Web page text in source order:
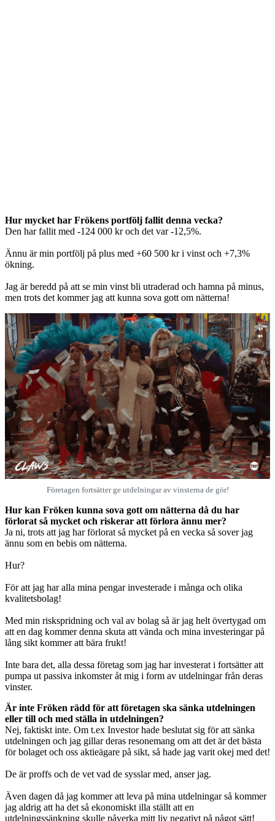
Hur mycket har Frökens portfölj fallit denna vecka?
Den har fallit med -124 000 kr och det var -12,5%.
Ännu är min portfölj på plus med +60 500 kr i vinst och +7,3%
ökning.
Jag är beredd på att se min vinst bli utraderad och hamna på minus,
men trots det kommer jag att kunna sova gott om nätterna!
Företagen fortsätter ge utdelningar av vinsterna de gör!
Hur kan Fröken kunna sova gott om nätterna då du har
förlorat så mycket och riskerar att förlora ännu mer?
Ja ni, trots att jag har förlorat så mycket på en vecka så sover jag
ännu som en bebis om nätterna.
Hur?
För att jag har alla mina pengar investerade i många och olika
kvalitetsbolag!
Med min riskspridning och val av bolag så är jag helt övertygad om
att en dag kommer denna skuta att vända och mina investeringar på
lång sikt kommer att bära frukt!
Inte bara det, alla dessa företag som jag har investerat i fortsätter att
pumpa ut passiva inkomster åt mig i form av utdelningar från deras
vinster.
Är inte Fröken rädd för att företagen ska sänka utdelningen
eller till och med ställa in utdelningen?
Nej, faktiskt inte. Om t.ex Investor hade beslutat sig för att sänka
utdelningen och jag gillar deras resonemang om att det är det bästa
för bolaget och oss aktieägare på sikt, så hade jag varit okej med det!
De är proffs och de vet vad de sysslar med, anser jag.
Även dagen då jag kommer att leva på mina utdelningar så kommer
jag aldrig att ha det så ekonomiskt illa ställt att en
utdelningssänkning skulle påverka mitt liv negativt på något sätt!